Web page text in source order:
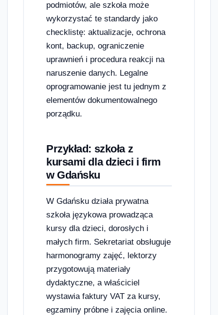
podmiotów, ale szkoła może
wykorzystać te standardy jako
checklistę: aktualizacje, ochrona
kont, backup, ograniczenie
uprawnień i procedura reakcji na
naruszenie danych. Legalne
oprogramowanie jest tu jednym z
elementów dokumentowalnego
porządku.
Przykład: szkoła z
kursami dla dzieci i firm
w Gdańsku
W Gdańsku działa prywatna
szkoła językowa prowadząca
kursy dla dzieci, dorosłych i
małych firm. Sekretariat obsługuje
harmonogramy zajęć, lektorzy
przygotowują materiały
dydaktyczne, a właściciel
wystawia faktury VAT za kursy,
egzaminy próbne i zajęcia online.